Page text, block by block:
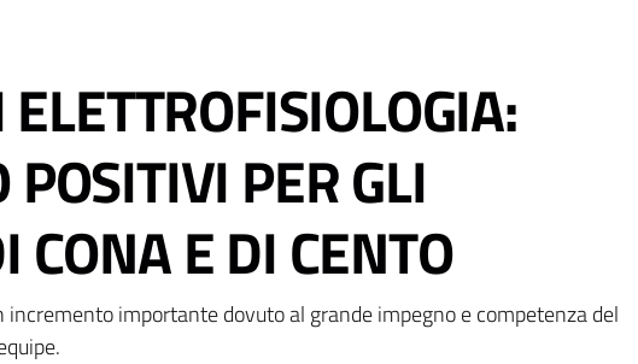
POSITIVI PER GLI
CONA E DI CENTO
importante dovuto al grande impegno e competenza del